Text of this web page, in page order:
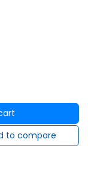
to compare